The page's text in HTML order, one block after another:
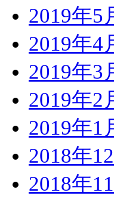
2019年5
2019年4
2019年3
2019年2
2019年1
2018年
2018年